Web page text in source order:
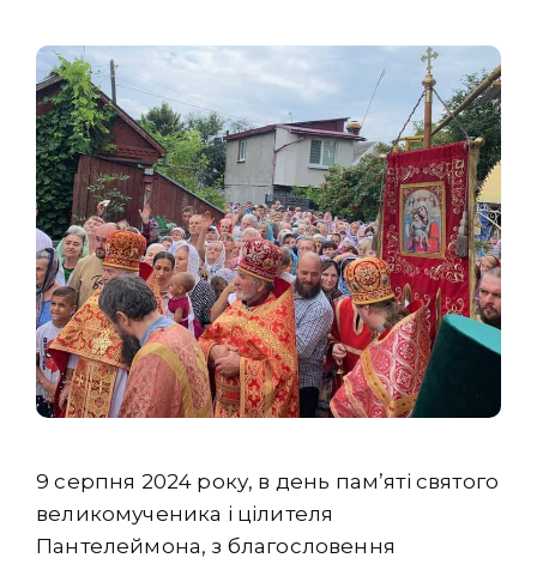
9 серпня 2024 року, в день памʼяті святого
великомученика і цілителя
Пантелеймона, з благословення